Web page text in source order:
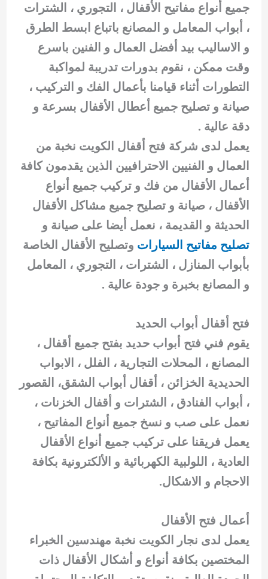
جميع أنواع مفاتيح الأقفال ، التجوري ، الشترات
، أبواب المعامل و المصانع باتباع ابسط الطرق
و الاساليب بيد أفضل العمال و الفنين باسرع
وقت ممكن ، نقوم بدورات تدريبة لمواكبة
التطورات أثناء قيامنا بأعمال الفك و التركيب ،
صيانة و تصليح جميع أعطال الأقفال بسرعة و
دقة عالية .
يعمل لدى شركة فتح أقفال الكويت نخبة من
العمال و الفنيين الاحترافيين الذين يقدمون كافة
أعمال الأقفال من فك و تركيب جميع أنواع
الأقفال ، صيانة و تصليح جميع مشاكل الأقفال
الحديثة و القديمة ، نعمل أيضا على صيانة و
تصليح مفاتيح السيارات وتصليح الأقفال الخاصة
بأبواب المنازل ، الشترات ، التجوري ، المعامل
و المصانع بخبرة و جودة عالية .
فتح أقفال أبواب الحديد
يقوم فني فتح أبواب حديد بفتح جميع أقفال ،
المصانع ، المحلات التجارية ، الفلل ، الابواب
الحديدية الخزائن ، أقفال أبواب الشقق، القصور
، أبواب الفنادق ، الشترات و أقفال الخزنات ،
نعمل على صب و نسخ جميع أنواع المفاتيح ،
يعمل فريقنا على تركيب جميع أنواع الأقفال
العادية ، اللولبية الكهربائية و الألكترونية بكافة
الاحجام و الاشكال.
أعمال فتح الأقفال
يعمل لدى نجار الكويت نخبة مهندسين الخبراء
المختصين بكافة أنواع و أشكال الأقفال ذات